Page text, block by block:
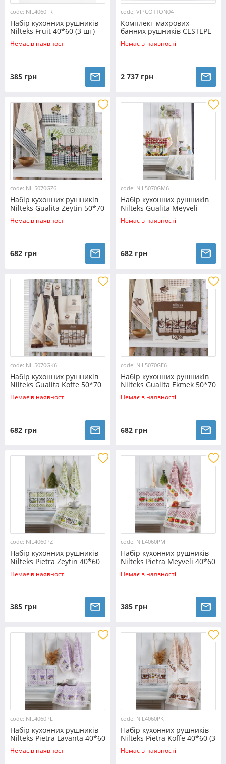
code: NIL4060FR
Набір кухонних рушників
Nilteks Fruit 40*60 (3 шт)
Немає в наявності
385 грн
code: VIPCOTTON04
Комплект махрових
банних рушників CESTEPE
VIP COTTON 04 (150*90)
Немає в наявності
2 737 грн
code: NIL5070GZ6
Набір кухонних рушників
Nilteks Gualita Zeytin 50*70
(6 шт)
Немає в наявності
682 грн
code: NIL5070GM6
Набір кухонних рушників
Nilteks Gualita Meyveli
50*70 (6 шт)
Немає в наявності
682 грн
code: NIL5070GK6
Набір кухонних рушників
Nilteks Gualita Koffe 50*70
(6 шт)
Немає в наявності
682 грн
code: NIL5070GE6
Набір кухонних рушників
Nilteks Gualita Ekmek 50*70
(6 шт)
Немає в наявності
682 грн
code: NIL4060PZ
Набір кухонних рушників
Nilteks Pietra Zeytin 40*60
(3 шт)
Немає в наявності
385 грн
code: NIL4060PM
Набір кухонних рушників
Nilteks Pietra Meyveli 40*60
(3 шт)
Немає в наявності
385 грн
code: NIL4060PL
Набір кухонних рушників
Nilteks Pietra Lavanta 40*60
(3 шт)
Немає в наявності
code: NIL4060PK
Набір кухонних рушників
Nilteks Pietra Koffe 40*60 (3
шт)
Немає в наявності